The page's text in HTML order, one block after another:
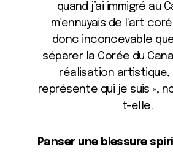
quand j’ai immigré au
m’ennuyais de l’art
donc inconcevable
séparer la Corée du
réalisation artistique,
représente qui je suis »,
t-elle.
Panser une blessure